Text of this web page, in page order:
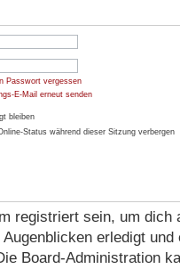
Passwort vergessen
E-Mail erneut senden
bleiben
Status während dieser Sitzung verbergen
registriert sein, um dich
erledigt
Board-Administration